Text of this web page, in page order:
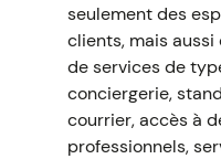
seulement des
clients, mais
de services de
conciergerie,
courrier, accès à
professionnels,